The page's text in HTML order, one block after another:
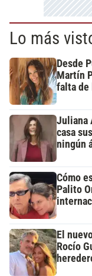
Lo más
Desde
Martín
falta de
Juliana
casa
ningún
Cómo
Palito
El
Rocío